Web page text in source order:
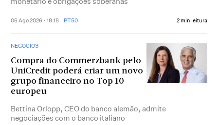
06 Ago 2026 - 18:18 PT50 2 min leitura
NEGÓCIOS
Compra do Commerzbank pelo
UniCredit poderá criar um novo
grupo financeiro no Top 10
europeu
Bettina Orlopp, CEO do banco alemão, admite
negociações com o banco italiano